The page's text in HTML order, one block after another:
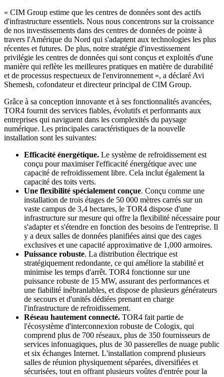
« CIM Group estime que les centres de données sont des actifs
d'infrastructure essentiels. Nous nous concentrons sur la croissance
de nos investissements dans des centres de données de pointe à
travers l'Amérique du Nord qui s'adaptent aux technologies les plus
récentes et futures. De plus, notre stratégie d'investissement
privilégie les centres de données qui sont conçus et exploités d'une
manière qui reflète les meilleures pratiques en matière de durabilité
et de processus respectueux de l'environnement », a déclaré Avi
Shemesh, cofondateur et directeur principal de CIM Group.
Grâce à sa conception innovante et à ses fonctionnalités avancées,
TOR4 fournit des services fiables, évolutifs et performants aux
entreprises qui naviguent dans les complexités du paysage
numérique. Les principales caractéristiques de la nouvelle
installation sont les suivantes:
Efficacité énergétique. Le système de refroidissement est
conçu pour maximiser l'efficacité énergétique avec une
capacité de refroidissement libre. Cela inclut également la
capacité des toits verts.
Une flexibilité spécialement conçue. Conçu comme une
installation de trois étages de 50 000 mètres carrés sur un
vaste campus de 3,4 hectares, le TOR4 dispose d'une
infrastructure sur mesure qui offre la flexibilité nécessaire pour
s'adapter et s'étendre en fonction des besoins de l'entreprise. Il
y a deux salles de données planifiées ainsi que des cages
exclusives et une capacité approximative de 1,000 armoires.
Puissance robuste. La distribution électrique est
stratégiquement redondante, ce qui améliore la stabilité et
minimise les temps d'arrêt. TOR4 fonctionne sur une
puissance robuste de 15 MW, assurant des performances et
une fiabilité inébranlables, et dispose de plusieurs générateurs
de secours et d'unités dédiées prenant en charge
l'infrastructure de refroidissement.
Réseau hautement connecté. TOR4 fait partie de
l'écosystème d'interconnexion robuste de Cologix, qui
comprend plus de 700 réseaux, plus de 350 fournisseurs de
services infonuagiques, plus de 30 passerelles de nuage public
et six échanges Internet. L'installation comprend plusieurs
salles de réunion physiquement séparées, diversifiées et
sécurisées, tout en offrant plusieurs voûtes d'entrée pour la